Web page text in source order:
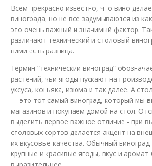
Всем прекрасно известно, что вино
винограда, но не все задумываются из
это очень важный и значимый фактор.
различают технический и столовый
ними есть разница.
Термин “технический виноград”
растений, чьи ягоды пускают на
уксуса, коньяка, изюма и так далее. А
— это тот самый виноград, который мы
магазинов и покупаем домой на стол.
выделить первое важное отличие - при
столовых сортов делается акцент на
их вкусовые качества. Обычный
крупные и красивые ягоды, вкус и аромат